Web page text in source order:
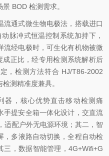
BOD 检测需求。
通式微生物电极法，搭载进口
脉冲式恒温控制系统加持下，
流经电极时，可生化有机物被微
正比，经专用检测系统解析后
，检测方法符合 HJ/T86-2002
测精准度兼具。
器，核心优势直击移动检测痛
手提安全箱一体化设计，交直流
适配户外无电源环境；其二，智
，多液路自动切换，全程自动检
，数据智能管理，4G+Wifi+G